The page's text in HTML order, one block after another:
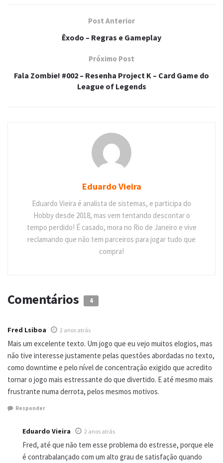
Post Anterior
Êxodo – Regras e Gameplay
Próximo Post
Fala Zombie! #002 – Resenha Project K – Card Game do
League of Legends
Eduardo Vieira
Eduardo Vieira é analista de sistemas, e participa do
Hobby desde 2018, mas vem tentando descontar o
tempo perdido! É casado, mora no Rio de Janeiro e vive
reclamando que não tem parceiros para jogar tudo que
compra!
Comentários 4
Fred Lsiboa 2 anos atrás
Mais um excelente texto. Um jogo que eu vejo muitos elogios, mas
não tive interesse justamente pelas questões abordadas no texto,
como downtime e pelo nível de concentração exigido que acredito
tornar o jogo mais estressante do que divertido. E até mesmo mais
frustrante numa derrota, pelos mesmos motivos.
Responder
Eduardo Vieira 2 anos atrás
Fred, até que não tem esse problema do estresse, porque ele
é contrabalançado com um alto grau de satisfação quando